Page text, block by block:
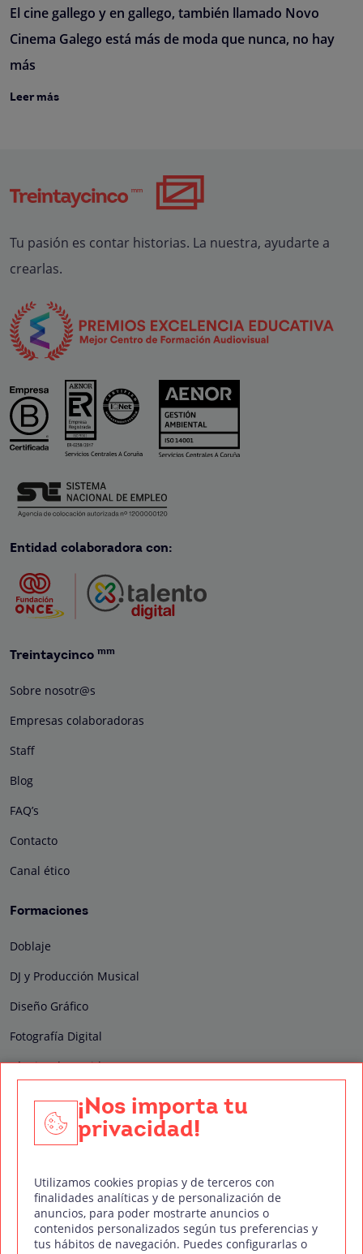
El cine gallego y en gallego, también llamado Novo
Cinema Galego está más de moda que nunca, no hay
más
Leer más
Tu pasión es contar historias. La nuestra, ayudarte a
crearlas.
Entidad colaboradora con:
Treintaycinco mm
Sobre nosotr@s
Empresas colaboradoras
Staff
Blog
FAQ’s
Contacto
Canal ético
Formaciones
Doblaje
DJ y Producción Musical
Diseño Gráfico
Fotografía Digital
Técnico de Sonido
Edición y Postproducción de Vídeo
Nuestros sellos de calidad
Síguenos en Redes Sociales
¡Nos importa tu
privacidad!
Utilizamos cookies propias y de terceros con
finalidades analíticas y de personalización de
anuncios, para poder mostrarte anuncios o
contenidos personalizados según tus preferencias y
tus hábitos de navegación. Puedes configurarlas o